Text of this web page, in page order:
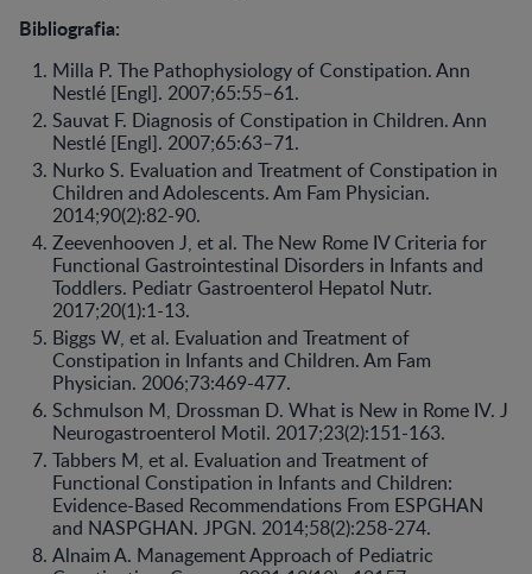
Bibliografia:
Milla P. The Pathophysiology of Constipation. Ann
Nestlé [Engl]. 2007;65:55–61.
Sauvat F. Diagnosis of Constipation in Children. Ann
Nestlé [Engl]. 2007;65:63–71.
Nurko S. Evaluation and Treatment of Constipation in
Children and Adolescents. Am Fam Physician.
2014;90(2):82-90.
Zeevenhooven J, et al. The New Rome IV Criteria for
Functional Gastrointestinal Disorders in Infants and
Toddlers. Pediatr Gastroenterol Hepatol Nutr.
2017;20(1):1-13.
Biggs W, et al. Evaluation and Treatment of
Constipation in Infants and Children. Am Fam
Physician. 2006;73:469-477.
Schmulson M, Drossman D. What is New in Rome IV. J
Neurogastroenterol Motil. 2017;23(2):151-163.
Tabbers M, et al. Evaluation and Treatment of
Functional Constipation in Infants and Children:
Evidence-Based Recommendations From ESPGHAN
and NASPGHAN. JPGN. 2014;58(2):258-274.
Alnaim A. Management Approach of Pediatric